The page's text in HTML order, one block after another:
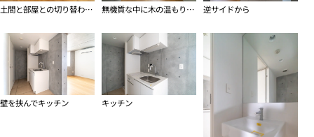
土間と部屋との切り替わりが面白い 無機質な中に木の温もりと柔らかい陽射し 逆サイドから
壁を挟んでキッチン キッチン